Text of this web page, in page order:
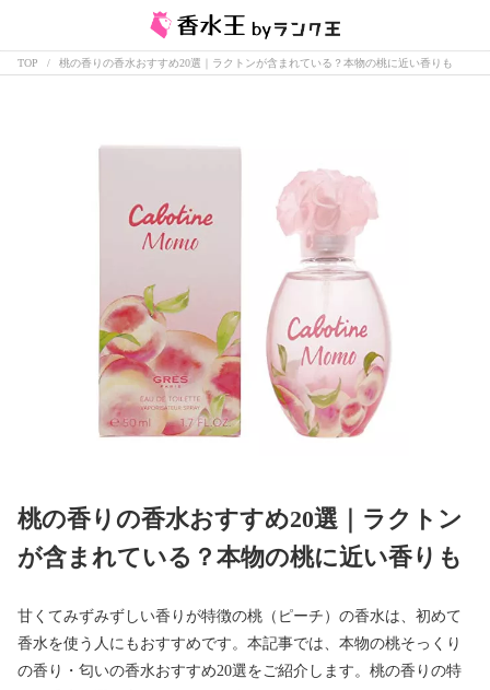
TOP 桃の香りの香水おすすめ20選｜ラクトンが含まれている？本物の桃に近い香りも
桃の香りの香水おすすめ20選｜ラクトン
が含まれている？本物の桃に近い香りも
甘くてみずみずしい香りが特徴の桃（ピーチ）の香水は、初めて
香水を使う人にもおすすめです。本記事では、本物の桃そっくり
の香り・匂いの香水おすすめ20選をご紹介します。桃の香りの特